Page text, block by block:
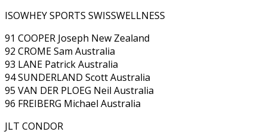
ISOWHEY SPORTS SWISSWELLNESS
91 COOPER Joseph New Zealand
92 CROME Sam Australia
93 LANE Patrick Australia
94 SUNDERLAND Scott Australia
95 VAN DER PLOEG Neil Australia
96 FREIBERG Michael Australia
JLT CONDOR